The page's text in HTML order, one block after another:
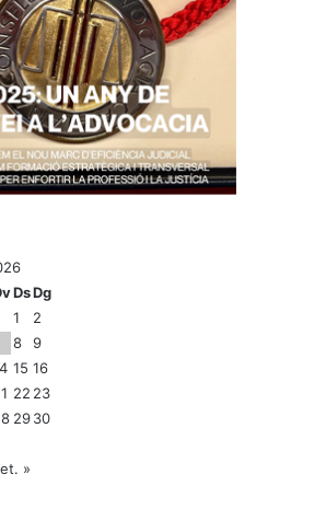
DsDg
1
2
8
9
15 16
22 23
2930
»